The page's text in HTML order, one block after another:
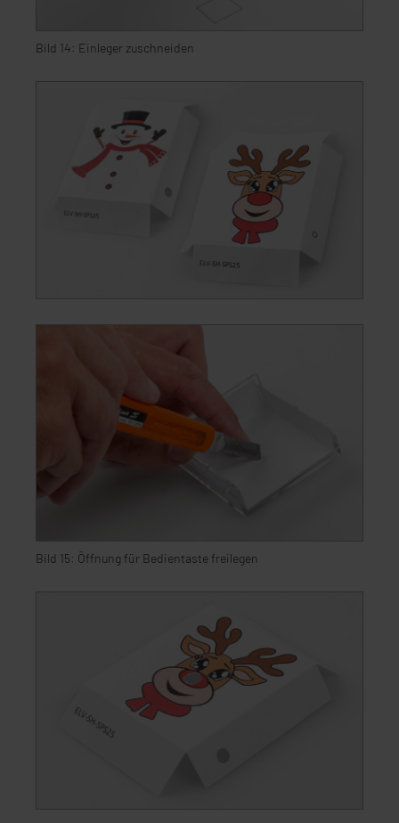
Bild 14: Einleger zuschneiden
Bild 15: Öffnung für Bedientaste freilegen